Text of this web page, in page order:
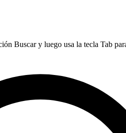
Buscar y luego usa la tecla Tab